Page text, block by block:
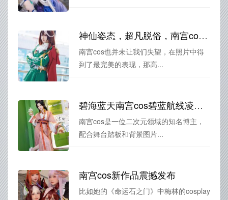
神仙姿态，超凡脱俗，南宫cos西施游龙清影的照片令人陶醉
南宫cos也并未让我们失望，在照片中得
到了最完美的表现，那高...
碧海蓝天南宫cos碧蓝航线凌波柚原图大曝光。
南宫cos是一位二次元领域的知名博主，
配合舞台踏板和背景图片...
南宫cos新作品震撼发布
比如她的《命运石之门》中梅林的cosplay